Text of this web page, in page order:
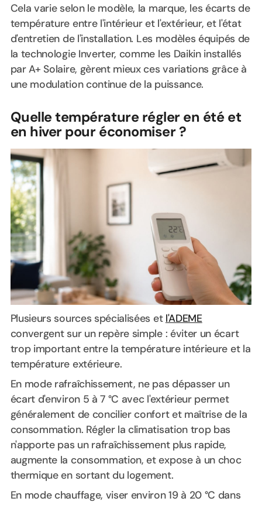
Cela varie selon le modèle, la marque, les écarts de
température entre l'intérieur et l'extérieur, et l'état
d'entretien de l'installation. Les modèles équipés de
la technologie Inverter, comme les Daikin installés
par A+ Solaire, gèrent mieux ces variations grâce à
une modulation continue de la puissance.
Quelle température régler en été et
en hiver pour économiser ?
Plusieurs sources spécialisées et l'ADEME
convergent sur un repère simple : éviter un écart
trop important entre la température intérieure et la
température extérieure.
En mode rafraîchissement, ne pas dépasser un
écart d'environ 5 à 7 °C avec l'extérieur permet
généralement de concilier confort et maîtrise de la
consommation. Régler la climatisation trop bas
n'apporte pas un rafraîchissement plus rapide,
augmente la consommation, et expose à un choc
thermique en sortant du logement.
En mode chauffage, viser environ 19 à 20 °C dans